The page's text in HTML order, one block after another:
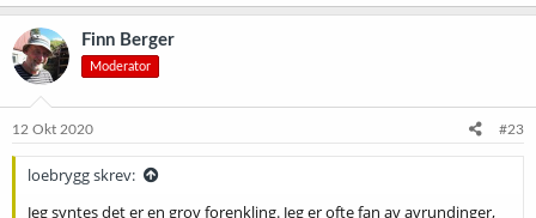
a
k
s
j
o
e
Finn Berger
Moderator
12 Okt 2020 #23
loebrygg skrev:
Jeg syntes det er en grov forenkling. Jeg er ofte fan av avrundinger,